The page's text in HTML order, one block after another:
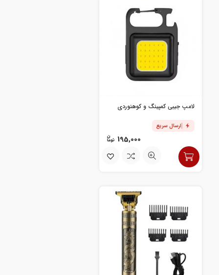
لامپ جیبی کمپینگ و کوهنوردی
ارسال سریع
195,000